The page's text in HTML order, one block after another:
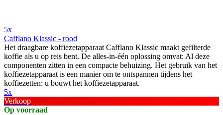
5x
Cafflano Klassic - rood
Het draagbare koffiezetapparaat Cafflano Klassic maakt gefilterde
koffie als u op reis bent. De alles-in-één oplossing omvat: Al deze
componenten zitten in een compacte behuizing. Het gebruik van het
koffiezetapparaat is een manier om te ontspannen tijdens het
koffiezetten: u bouwt het koffiezetapparaat.
5x
Verkoop
Op voorraad